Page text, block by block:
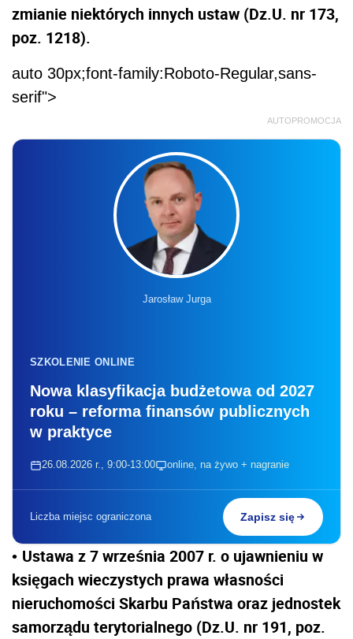
zmianie niektórych innych ustaw (Dz.U. nr 173,
poz. 1218).
auto 30px;font-family:Roboto-Regular,sans-
serif">
AUTOPROMOCJA
Jarosław Jurga
SZKOLENIE ONLINE
Nowa klasyfikacja budżetowa od 2027
roku – reforma finansów publicznych
w praktyce
26.08.2026 r., 9:00-13:00 online, na żywo + nagranie
Liczba miejsc ograniczona Zapisz się
• Ustawa z 7 września 2007 r. o ujawnieniu w
księgach wieczystych prawa własności
nieruchomości Skarbu Państwa oraz jednostek
samorządu terytorialnego (Dz.U. nr 191, poz.